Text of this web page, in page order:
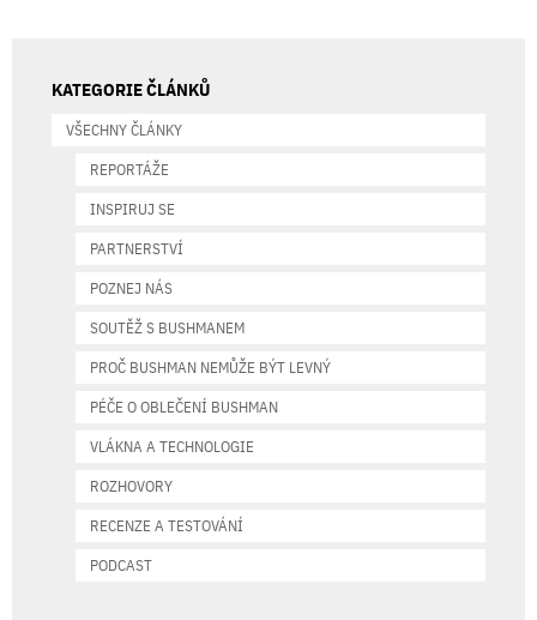
KATEGORIE ČLÁNKŮ
VŠECHNY ČLÁNKY
REPORTÁŽE
INSPIRUJ SE
PARTNERSTVÍ
POZNEJ NÁS
SOUTĚŽ S BUSHMANEM
PROČ BUSHMAN NEMŮŽE BÝT LEVNÝ
PÉČE O OBLEČENÍ BUSHMAN
VLÁKNA A TECHNOLOGIE
ROZHOVORY
RECENZE A TESTOVÁNÍ
PODCAST